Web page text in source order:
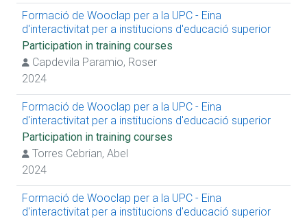
Formació de Wooclap per a la UPC - Eina
d'interactivitat per a institucions d'educació superior
Participation in training courses
Capdevila Paramio, Roser
2024
Formació de Wooclap per a la UPC - Eina
d'interactivitat per a institucions d'educació superior
Participation in training courses
Torres Cebrian, Abel
2024
Formació de Wooclap per a la UPC - Eina
d'interactivitat per a institucions d'educació superior